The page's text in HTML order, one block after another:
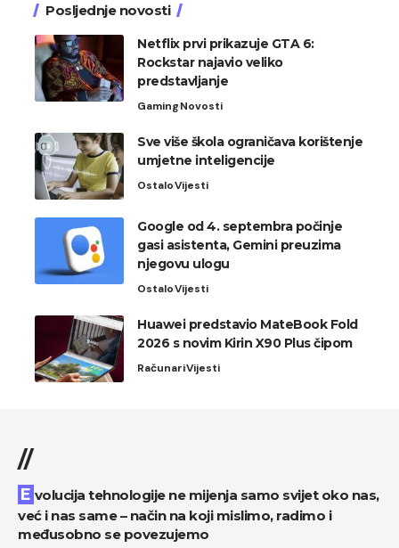
Posljednje novosti
Netflix prvi prikazuje GTA 6:
Rockstar najavio veliko
predstavljanje
GamingNovosti
Sve više škola ograničava korištenje
umjetne inteligencije
OstaloVijesti
Google od 4. septembra počinje
gasi asistenta, Gemini preuzima
njegovu ulogu
OstaloVijesti
Huawei predstavio MateBook Fold
2026 s novim Kirin X90 Plus čipom
RačunariVijesti
//
Evolucija tehnologije ne mijenja samo svijet oko nas,
već i nas same – način na koji mislimo, radimo i
međusobno se povezujemo